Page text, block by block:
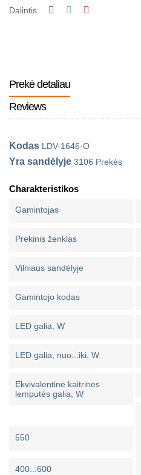
Dalintis
Prekė detaliau
Reviews
Kodas LDV-1646-O
Yra sandėlyje 3106 Prekės
Charakteristikos
Gamintojas
Prekinis ženklas
Vilniaus sandėlyje
Gamintojo kodas
LED galia, W
LED galia, nuo...iki, W
Ekvivalentinė kaitrinės
lemputės galia, W
550
400...600